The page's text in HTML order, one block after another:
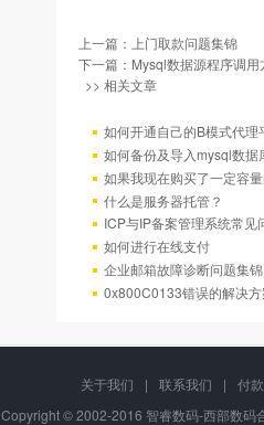
上一篇： 上门取款问题集锦
下一篇： Mysql数据源程序调
>> 相关文章
如何开通自己的B模式代理
如何备份及导入mysql数据
如果我现在购买了一定容
什么是服务器托管？
ICP与IP备案管理系统常见
如何进行在线支付
企业邮箱故障诊断问题集锦
0x800C0133错误的解决
关于我们 | 联系我们 |
付
Copyright © 2002-2016 智睿数码-西部数